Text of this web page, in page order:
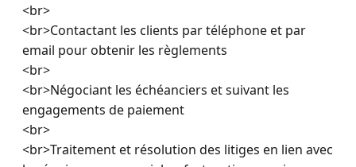
<br>
<br>Contactant les clients par téléphone et par
email pour obtenir les règlements
<br>
<br>Négociant les échéanciers et suivant les
engagements de paiement
<br>
<br>Traitement et résolution des litiges en lien avec